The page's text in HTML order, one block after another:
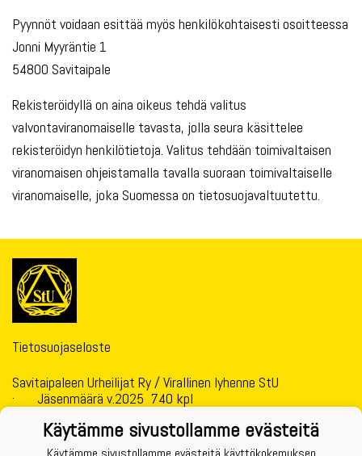
Pyynnöt voidaan esittää myös henkilökohtaisesti osoitteessa
Jonni Myyräntie 1
54800 Savitaipale
Rekisteröidyllä on aina oikeus tehdä valitus
valvontaviranomaiselle tavasta, jolla seura käsittelee
rekisteröidyn henkilötietoja. Valitus tehdään toimivaltaisen
viranomaisen ohjeistamalla tavalla suoraan toimivaltaiselle
viranomaiselle, joka Suomessa on tietosuojavaltuutettu.
Tietosuojaseloste
Savitaipaleen Urheilijat Ry / Virallinen lyhenne StU
· Jäsenmäärä v.2025 740 kpl
· Y-tunnus 1460147-2
· Pankkitilin Nro: FI32 5415 0040 0049 11
Käytämme sivustollamme evästeitä